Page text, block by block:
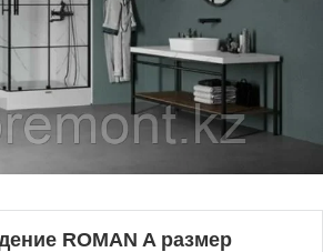
ROMAN A размер